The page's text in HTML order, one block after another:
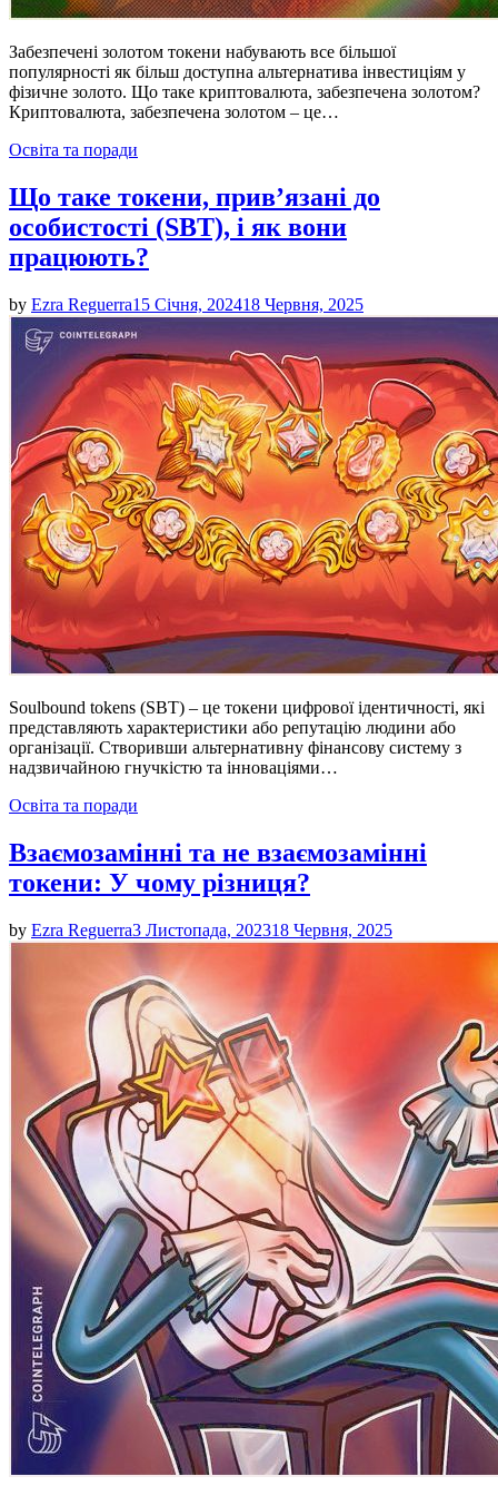
Забезпечені золотом токени набувають все більшої
популярності як більш доступна альтернатива інвестиціям у
фізичне золото. Що таке криптовалюта, забезпечена золотом?
Криптовалюта, забезпечена золотом – це…
Posted
Освіта та поради
Що таке токени, прив’язані до
особистості (SBT), і як вони
працюють?
by Ezra Reguerra15 Січня, 202418 Червня, 2025
Soulbound tokens (SBT) – це токени цифрової ідентичності, які
представляють характеристики або репутацію людини або
організації. Створивши альтернативну фінансову систему з
надзвичайною гнучкістю та інноваціями…
Posted
Освіта та поради
Взаємозамінні та не взаємозамінні
токени: У чому різниця?
by Ezra Reguerra3 Листопада, 202318 Червня, 2025